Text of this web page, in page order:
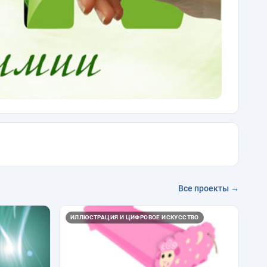
Все проекты →
ИЛЛЮСТРАЦИЯ И ЦИФРОВОЕ ИСКУССТВО